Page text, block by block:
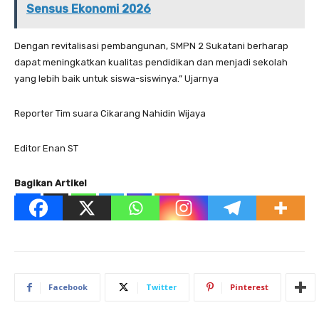
Sensus Ekonomi 2026
Dengan revitalisasi pembangunan, SMPN 2 Sukatani berharap
dapat meningkatkan kualitas pendidikan dan menjadi sekolah
yang lebih baik untuk siswa-siswinya.” Ujarnya
Reporter Tim suara Cikarang Nahidin Wijaya
Editor Enan ST
Bagikan Artikel
Facebook Twitter Pinterest